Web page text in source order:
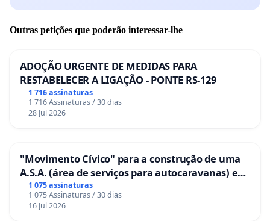
Outras petições que poderão interessar-lhe
ADOÇÃO URGENTE DE MEDIDAS PARA
RESTABELECER A LIGAÇÃO - PONTE RS-129
1 716 assinaturas
1 716 Assinaturas / 30 dias
28 Jul 2026
"Movimento Cívico" para a construção de uma
A.S.A. (área de serviços para autocaravanas) em
Coimbra
1 075 assinaturas
1 075 Assinaturas / 30 dias
16 Jul 2026